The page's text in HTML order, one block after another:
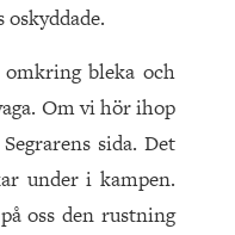
bleka och
Om vi hör ihop
sida. Det
under i kampen.
oss den rustning